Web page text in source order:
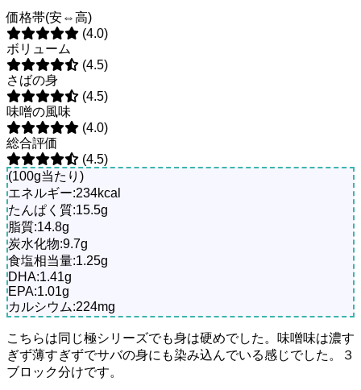
価格帯(安⇔高)
(4.0)
ボリューム
(4.5)
さばの身
(4.5)
味噌の風味
(4.0)
総合評価
(4.5)
(100g当たり)
エネルギー:234kcal
たんぱく質:15.5g
脂質:14.8g
炭水化物:9.7g
食塩相当量:1.25g
DHA:1.41g
EPA:1.01g
カルシウム:224mg
こちらは同じ極シリーズでも身は硬めでした。味噌味は濃す
ぎず薄すぎずでサバの身にも染み込んでいる感じでした。３
ブロック分けです。